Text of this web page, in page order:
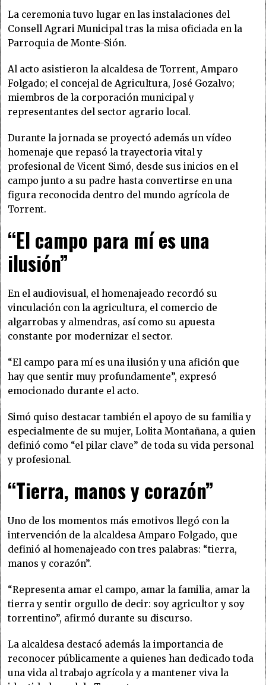
La ceremonia tuvo lugar en las instalaciones del
Consell Agrari Municipal tras la misa oficiada en la
Parroquia de Monte-Sión.
Al acto asistieron la alcaldesa de Torrent, Amparo
Folgado; el concejal de Agricultura, José Gozalvo;
miembros de la corporación municipal y
representantes del sector agrario local.
Durante la jornada se proyectó además un vídeo
homenaje que repasó la trayectoria vital y
profesional de Vicent Simó, desde sus inicios en el
campo junto a su padre hasta convertirse en una
figura reconocida dentro del mundo agrícola de
Torrent.
“El campo para mí es una
ilusión”
En el audiovisual, el homenajeado recordó su
vinculación con la agricultura, el comercio de
algarrobas y almendras, así como su apuesta
constante por modernizar el sector.
“El campo para mí es una ilusión y una afición que
hay que sentir muy profundamente”, expresó
emocionado durante el acto.
Simó quiso destacar también el apoyo de su familia y
especialmente de su mujer, Lolita Montañana, a quien
definió como “el pilar clave” de toda su vida personal
y profesional.
“Tierra, manos y corazón”
Uno de los momentos más emotivos llegó con la
intervención de la alcaldesa Amparo Folgado, que
definió al homenajeado con tres palabras: “tierra,
manos y corazón”.
“Representa amar el campo, amar la familia, amar la
tierra y sentir orgullo de decir: soy agricultor y soy
torrentino”, afirmó durante su discurso.
La alcaldesa destacó además la importancia de
reconocer públicamente a quienes han dedicado toda
una vida al trabajo agrícola y a mantener viva la